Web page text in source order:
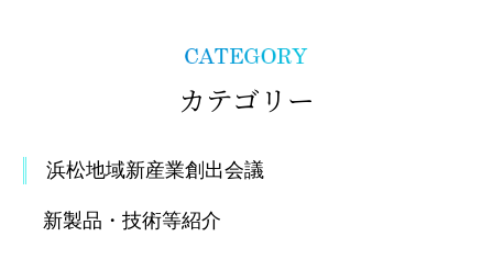
カテゴリー
浜松地域新産業創出会議
新製品・技術等紹介